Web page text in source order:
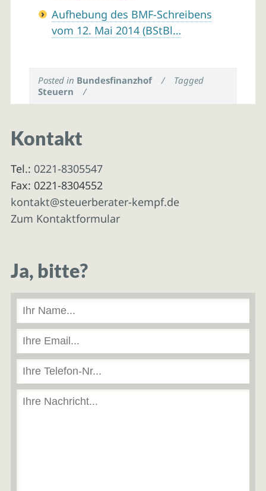
Aufhebung des BMF-Schreibens
vom 12. Mai 2014 (BStBl…
Posted in Bundesfinanzhof /
Tagged
Steuern
/
Kontakt
Tel.: 0221-8305547
Fax: 0221-8304552
kontakt@steuerberater-kempf.de
Zum Kontaktformular
Ja, bitte?